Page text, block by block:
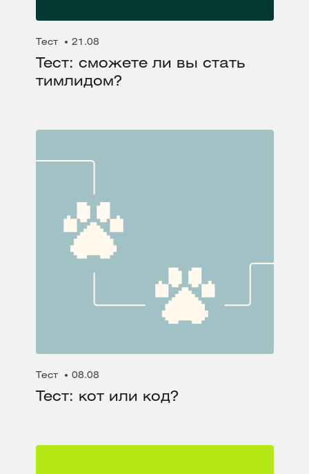
Тест 21.08
Тест: сможете ли вы стать
тимлидом?
Тест 08.08
Тест: кот или код?